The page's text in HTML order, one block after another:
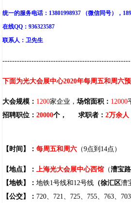
统一的服务电话：13801998937 （微信同号），
在线QQ：936323587
联系人：卫先生
-----------------------------------------------------
下面为光大会展中心2020年每周五和周六
大会规模： 1200家企业，场馆面积： 12000
招聘职位： 20000个， 求职者： 2万余人
【时间】： 每周五和周六（9点到14点）
【地点】： 上海光大会展中心西馆（漕宝路
【地铁】： 地铁1号线和12号线（徐汇区漕
【公交】： 720、 721 725、 755、 763、 703